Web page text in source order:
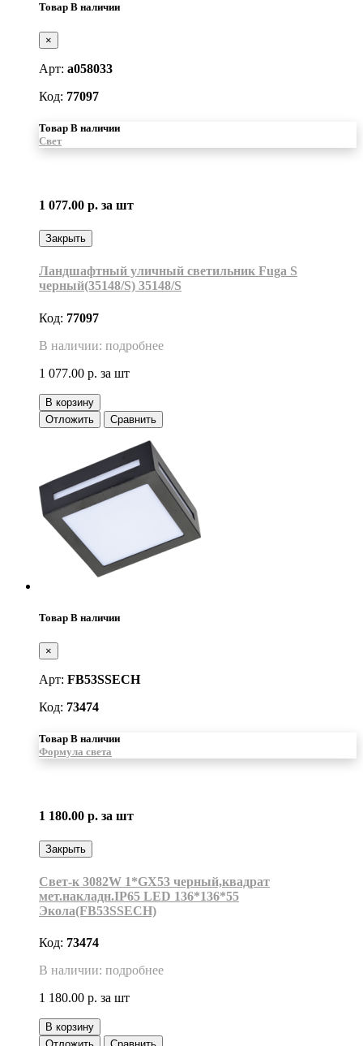
Товар В наличии
×
Арт: a058033
Код: 77097
Товар В наличии
Свет
1 077.00 р. за шт
Закрыть
Ландшафтный уличный светильник Fuga S
черный(35148/S) 35148/S
Код: 77097
В наличии: подробнее
1 077.00 р. за шт
В корзину
Отложить
Сравнить
Товар В наличии
×
Арт: FB53SSECH
Код: 73474
Товар В наличии
Формула света
1 180.00 р. за шт
Закрыть
Свет-к 3082W 1*GX53 черный,квадрат
мет.накладн.IP65 LED 136*136*55
Экола(FB53SSECH)
Код: 73474
В наличии: подробнее
1 180.00 р. за шт
В корзину